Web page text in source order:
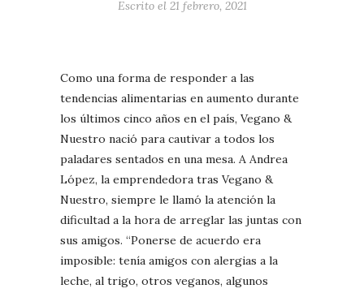
Escrito el 21 febrero, 2021
Como una forma de responder a las
tendencias alimentarias en aumento durante
los últimos cinco años en el país, Vegano &
Nuestro nació para cautivar a todos los
paladares sentados en una mesa. A Andrea
López, la emprendedora tras Vegano &
Nuestro, siempre le llamó la atención la
dificultad a la hora de arreglar las juntas con
sus amigos. “Ponerse de acuerdo era
imposible: tenía amigos con alergias a la
leche, al trigo, otros veganos, algunos